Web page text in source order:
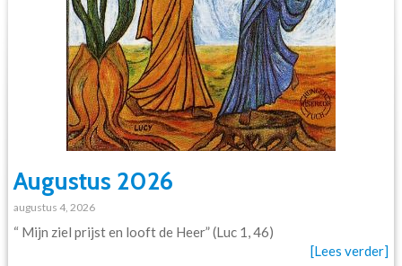
Augustus 2026
augustus 4, 2026
“ Mijn ziel prijst en looft de Heer” (Luc 1, 46)
[Lees verder]